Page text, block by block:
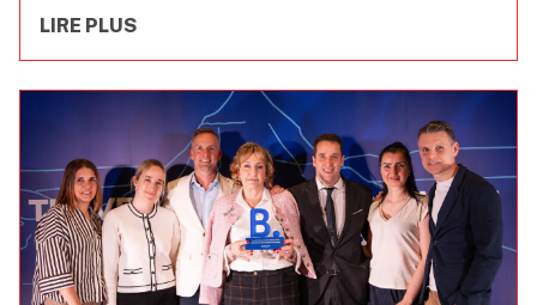
LIRE PLUS